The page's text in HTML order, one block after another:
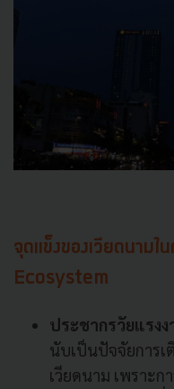
จุดแข็งของเวียดนามใน
Ecosystem
ประชากรวัยแรง
นับเป็นปัจจัยการ
เวียดนาม เพราะก